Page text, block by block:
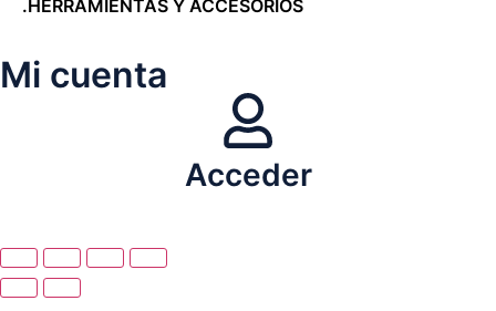
.HERRAMIENTAS Y ACCESORIOS
Mi cuenta
Acceder